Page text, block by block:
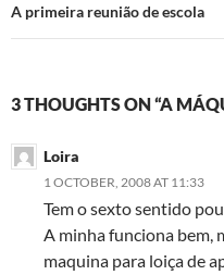
A primeira reunião de escola
3 THOUGHTS ON “A
Loira
1 OCTOBER, 2008 AT 11:33
Tem o sexto sentido
A minha funciona bem,
maquina para loiça de